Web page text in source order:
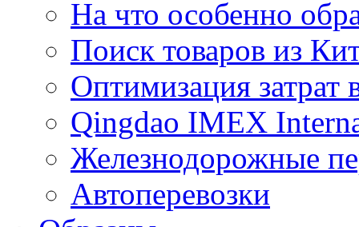
На что особенно
Поиск товаров из
Оптимизация затрат
Qingdao IMEX
Железнодорожные
Автоперевозки